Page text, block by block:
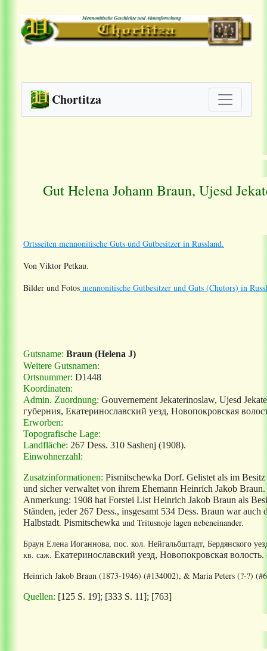
Chortitza
Gut Helena Johann Braun, Ujesd
Ortsseiten mennonitische Guts und Gutbesitzer in Russland.
Von Viktor Petkau.
Bilder und Fotos mennonitische Gutbesitzer und Guts (Chutors) in
Gutsname: Braun (Helena J)
Weitere Gutsnamen:
Ortsnummer: D1448
Koordinaten:
Admin. Zuordnung: Gouvernement Jekaterinoslaw, Ujesd
губерния, Екатеринославский уезд, Новопокровская
Erworben:
Topografische Lage:
Landfläche: 267 Dess. 310 Sashenj (1908).
Einwohnerzahl:
Zusatzinformationen: Pismitschewka Dorf. Gelistet als im
und sicher verwaltet von ihrem Ehemann Heinrich Jakob
Anmerkung: 1908 hat Forstei List Heinrich Jakob Braun als
Ständen, jeder 267 Dess., insgesamt 534 Dess. Braun war
Halbstadt. Pismitschewka und Tritusnoje lagen nebeneinander.
Браун Елена Иоганнова, пос. кол. Нейгальбштадт, Бердянского
кв. саж. Екатеринославский уезд, Новопокровская волость.
Heinrich Jakob Braun (1873-1946) (#134002), & Maria Peters (?-?)
Quellen: [125 S. 19]; [333 S. 11]; [763]